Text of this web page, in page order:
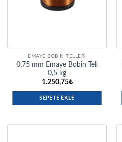
EMAYE BOBIN TELLERI
0.75 mm Emaye Bobin Teli
0,5 kg
1.250,75₺
SEPETE EKLE